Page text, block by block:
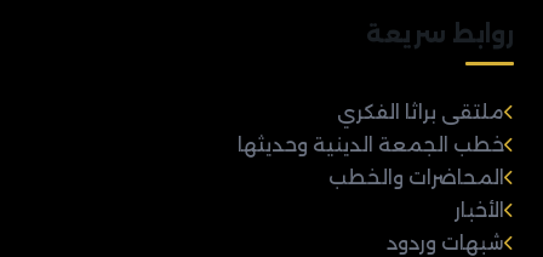
روابط سريعة
ملتقى براثا الفكري
خطب الجمعة الدينية وحديثها
المحاضرات والخطب
الأخبار
شبهات وردود